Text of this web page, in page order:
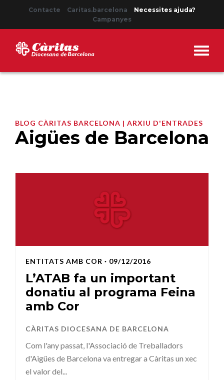
Contacte Caritas.barcelona
Necessites ajuda?
Campanyes
BLOG CÀRITAS BARCELONA | ARXIU D'ENTRADES
Aigües de Barcelona
ENTITATS AMB COR · 09/12/2016
L’ATAB fa un important
donatiu al programa Feina
amb Cor
CÀRITAS DIOCESANA DE BARCELONA
Com l'any passat, l'Associació de Treballadors
d'Aigües de Barcelona va entregar a Càritas un xec
el valor del...